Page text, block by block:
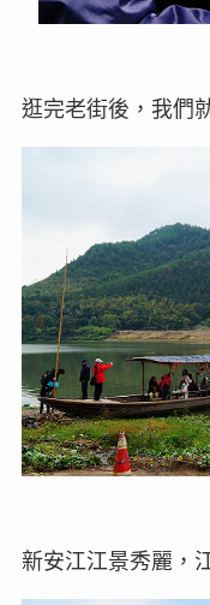
逛完老街後，我們
新安江江景秀麗，